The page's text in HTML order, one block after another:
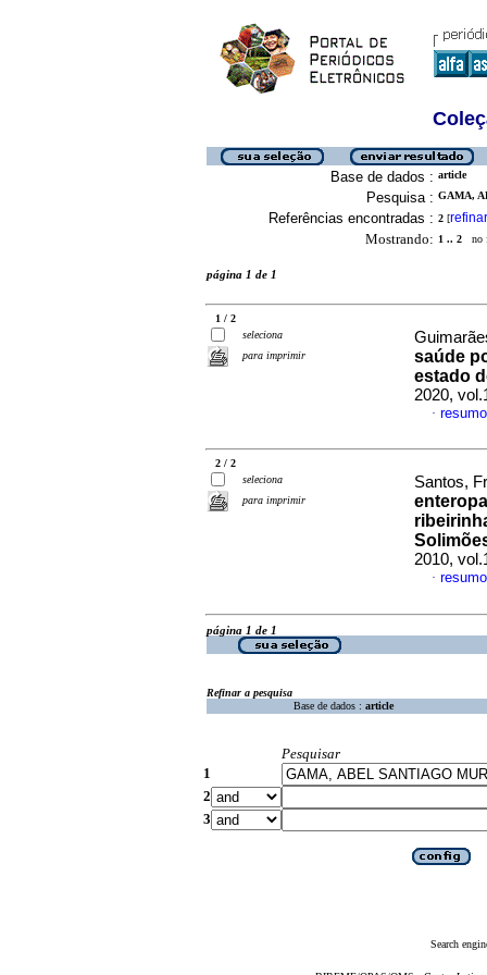
Base de dados : article
Pesquisa : GAMA,
Referências encontradas : 2 [refinar
Mostrando: 1 .. 2 no
página 1 de 1
1 / 2
seleciona
para imprimir
saúde
estado
2020,
·
2 / 2
seleciona
para imprimir
Santos,
2010,
·
página 1 de 1
Refinar a pesquisa
Base de dados : article
Pesquisar
1
2
3
Search